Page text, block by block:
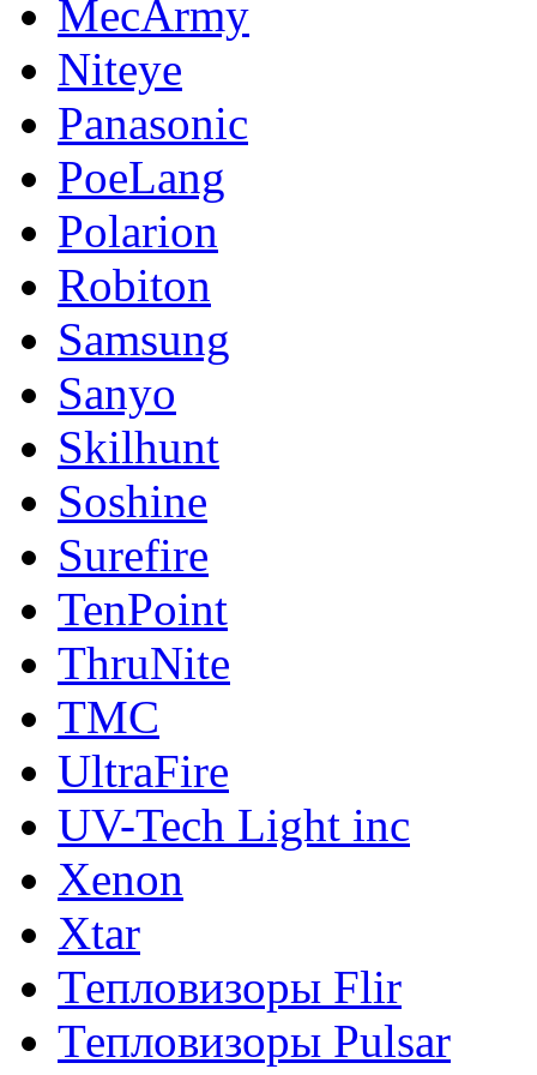
MecArmy
Niteye
Panasonic
PoeLang
Polarion
Robiton
Samsung
Sanyo
Skilhunt
Soshine
Surefire
TenPoint
ThruNite
TMC
UltraFire
UV-Tech Light inc
Xenon
Xtar
Тепловизоры Flir
Тепловизоры Pulsar